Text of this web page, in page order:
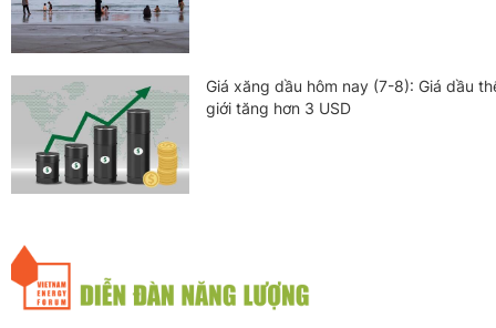
Giá xăng dầu hôm nay (7-8): Giá dầu
giới tăng hơn 3 USD